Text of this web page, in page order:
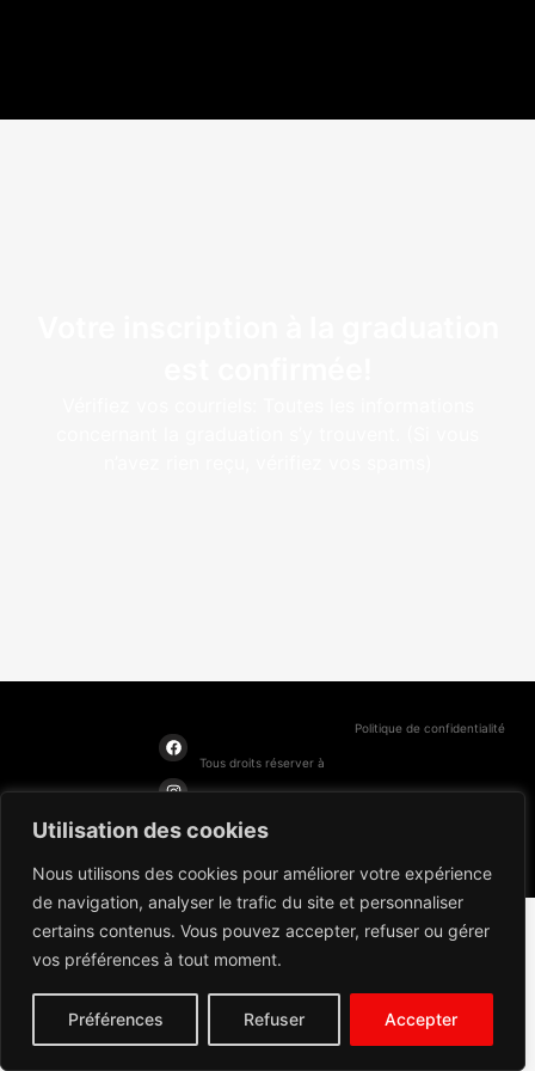
Utilisation des cookies
Nous utilisons des cookies pour améliorer votre expérience
de navigation, analyser le trafic du site et personnaliser
certains contenus. Vous pouvez accepter, refuser ou gérer
vos préférences à tout moment.
Préférences Refuser Accepter
Tous droits réserver à
Développements MLV
2025
Politique de confidentialité